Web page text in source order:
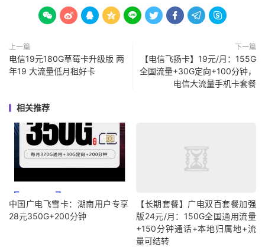
        
上一篇
电信19元180G草莓卡升级版 两
年19 大流量低月租好卡
下一篇
【电信飞扬卡】19元/月：155G
全国流量+30G定向+100分钟，
电信大流量手机卡套餐
相关推荐
中国广电飞雪卡：湖南用户专享
28元350G+200分钟
【长期套餐】广电双百套餐加强
版24元/月：150G全国通用流量
+150分钟通话+本地归属地+流
量可结转